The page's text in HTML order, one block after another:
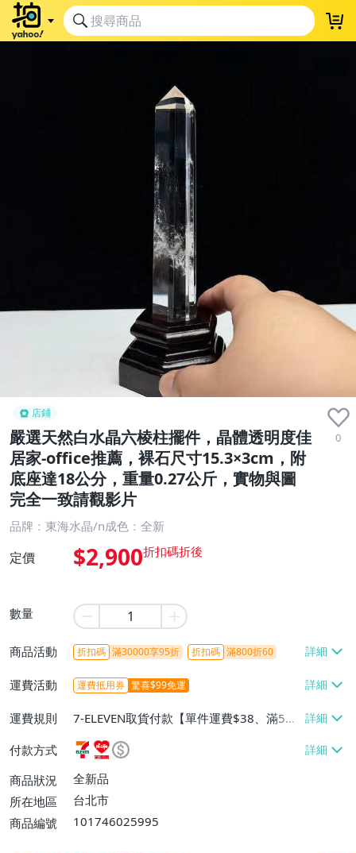
店鋪
嚴選天然白水晶六棱柱擺件，晶體透明度佳
居家-office推薦，裸石尺寸15.3×3cm，附
底座達18公分，重量0.27公斤，實物與圖
完全一致請觀影片
0
品牌：東海水晶/n成色：全新
定價 $2,900
數量
商品活動 折扣碼 滿30000享95折 折扣碼 滿800折60
運費活動 運費抵用券 驚喜$99免運
運費規則
7-ELEVEN取貨付款【單件運費$38、滿5件
或消費滿$1298免運費】、7-ELEVEN取貨
不付款【免運費】、萊爾富取貨付款【單件
運費$60、滿5件或消費滿$1298免運
費】、宅配/貨運【單件運費$120、滿5件
付款方式
商品狀況
全新品
所在地區
台北市
商品編號
101746025995